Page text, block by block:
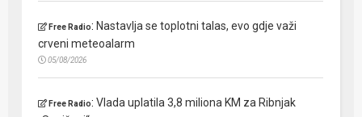
Free Radio: Nastavlja se toplotni talas, evo gdje važi
crveni meteoalarm
05/08/2026
Free Radio:Vlada uplatila 3,8 miliona KM za Ribnjak